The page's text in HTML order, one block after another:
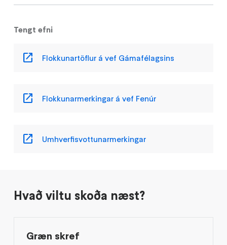
Tengt efni
Flokkunartöflur á vef Gámafélagsins
Flokkunarmerkingar á vef Fenúr
Umhverfisvottunarmerkingar
Hvað viltu skoða næst?
Græn skref